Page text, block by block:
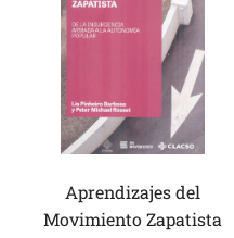
Aprendizajes del
Movimiento Zapatista